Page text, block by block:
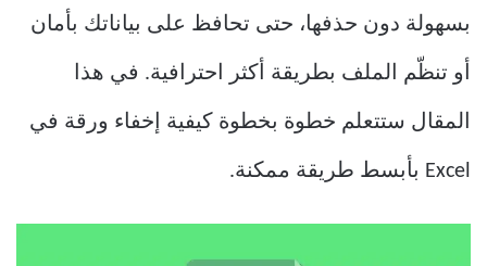
بسهولة دون حذفها، حتى تحافظ على بياناتك بأمان
أو تنظّم الملف بطريقة أكثر احترافية. في هذا
المقال ستتعلم خطوة بخطوة كيفية إخفاء ورقة في
Excel بأبسط طريقة ممكنة.